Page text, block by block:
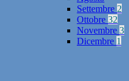
Settembre 2
Ottobre 32
Novembre 3
Dicembre 1